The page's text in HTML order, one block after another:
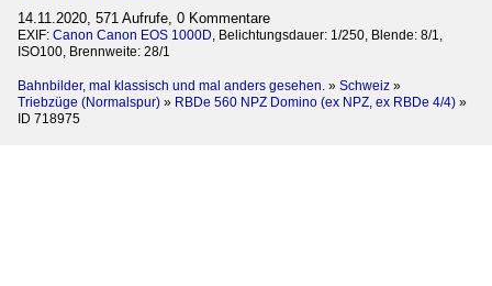
14.11.2020, 571 Aufrufe, 0 Kommentare
EXIF: Canon Canon EOS 1000D, Belichtungsdauer: 1/250, Blende: 8/1,
ISO100, Brennweite: 28/1
Bahnbilder, mal klassisch und mal anders gesehen. » Schweiz »
Triebzüge (Normalspur) » RBDe 560 NPZ Domino (ex NPZ, ex RBDe 4/4) »
ID 718975